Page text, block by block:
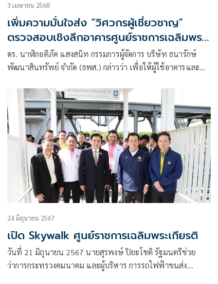
3 เมษายน 2568
เพิ่มความมั่นใจส่ง “วิศวกรผู้เชี่ยวชาญ”
ตรวจสอบเชิงลึกอาคารศูนย์ราชการเฉลิมพระ
เกียรติฯ
ดร. นาฬิกอติภัค แสงสนิท กรรมการผู้จัดการ บริษัท ธนารักษ์
พัฒนาสินทรัพย์ จำกัด (ธพส.) กล่าวว่า เพื่อให้ผู้ใช้อาคารและ
เกียรติฯ ถนนแจ้งวัฒนะ
24 มิถุนายน 2567
เปิด Skywalk ศูนย์ราชการเฉลิมพระเกียรติ
วันที่ 21 มิถุนายน 2567 นายสุรพงษ์ ปิยะโชติ รัฐมนตรีช่วย
ว่าการกระทรวงคมนาคม และผู้บริหาร การรถไฟฟ้าขนส่ง